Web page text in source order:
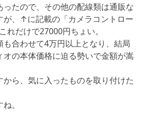
たので、その他の配線類は通販な
が、↑に記載の「カメラコントロー
れだけで27000円ちょい。
合わせて4万円以上となり、結局
の本体価格に迫る勢いで金額が嵩
から、気に入ったものを取り付けた
。